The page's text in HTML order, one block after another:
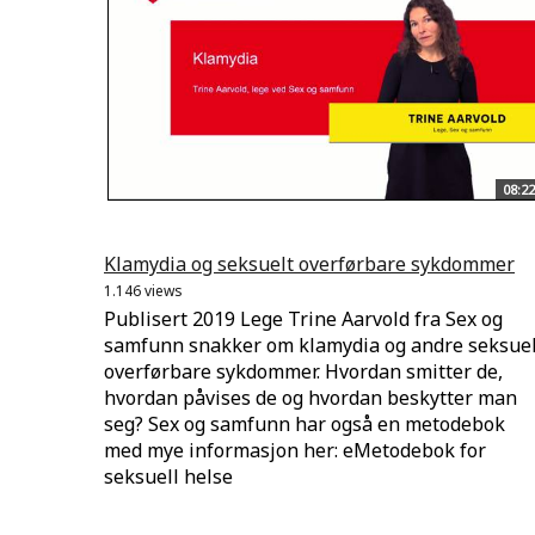
08:22
Klamydia og seksuelt overførbare sykdommer
1.146 views
Publisert 2019 Lege Trine Aarvold fra Sex og
samfunn snakker om klamydia og andre
overførbare sykdommer. Hvordan smitter de,
hvordan påvises de og hvordan beskytter man
seg? Sex og samfunn har også en metodebok
med mye informasjon her: eMetodebok for
seksuell helse